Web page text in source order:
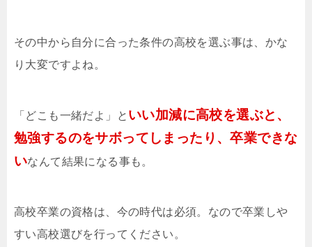
その中から自分に合った条件の高校を選ぶ事は、かな
り大変ですよね。
「どこも一緒だよ」と いい加減に高校を選ぶと、
勉強するのをサボってしまったり、卒業できな
いなんて結果になる事も。
高校卒業の資格は、今の時代は必須。なので卒業しや
すい高校選びを行ってください。